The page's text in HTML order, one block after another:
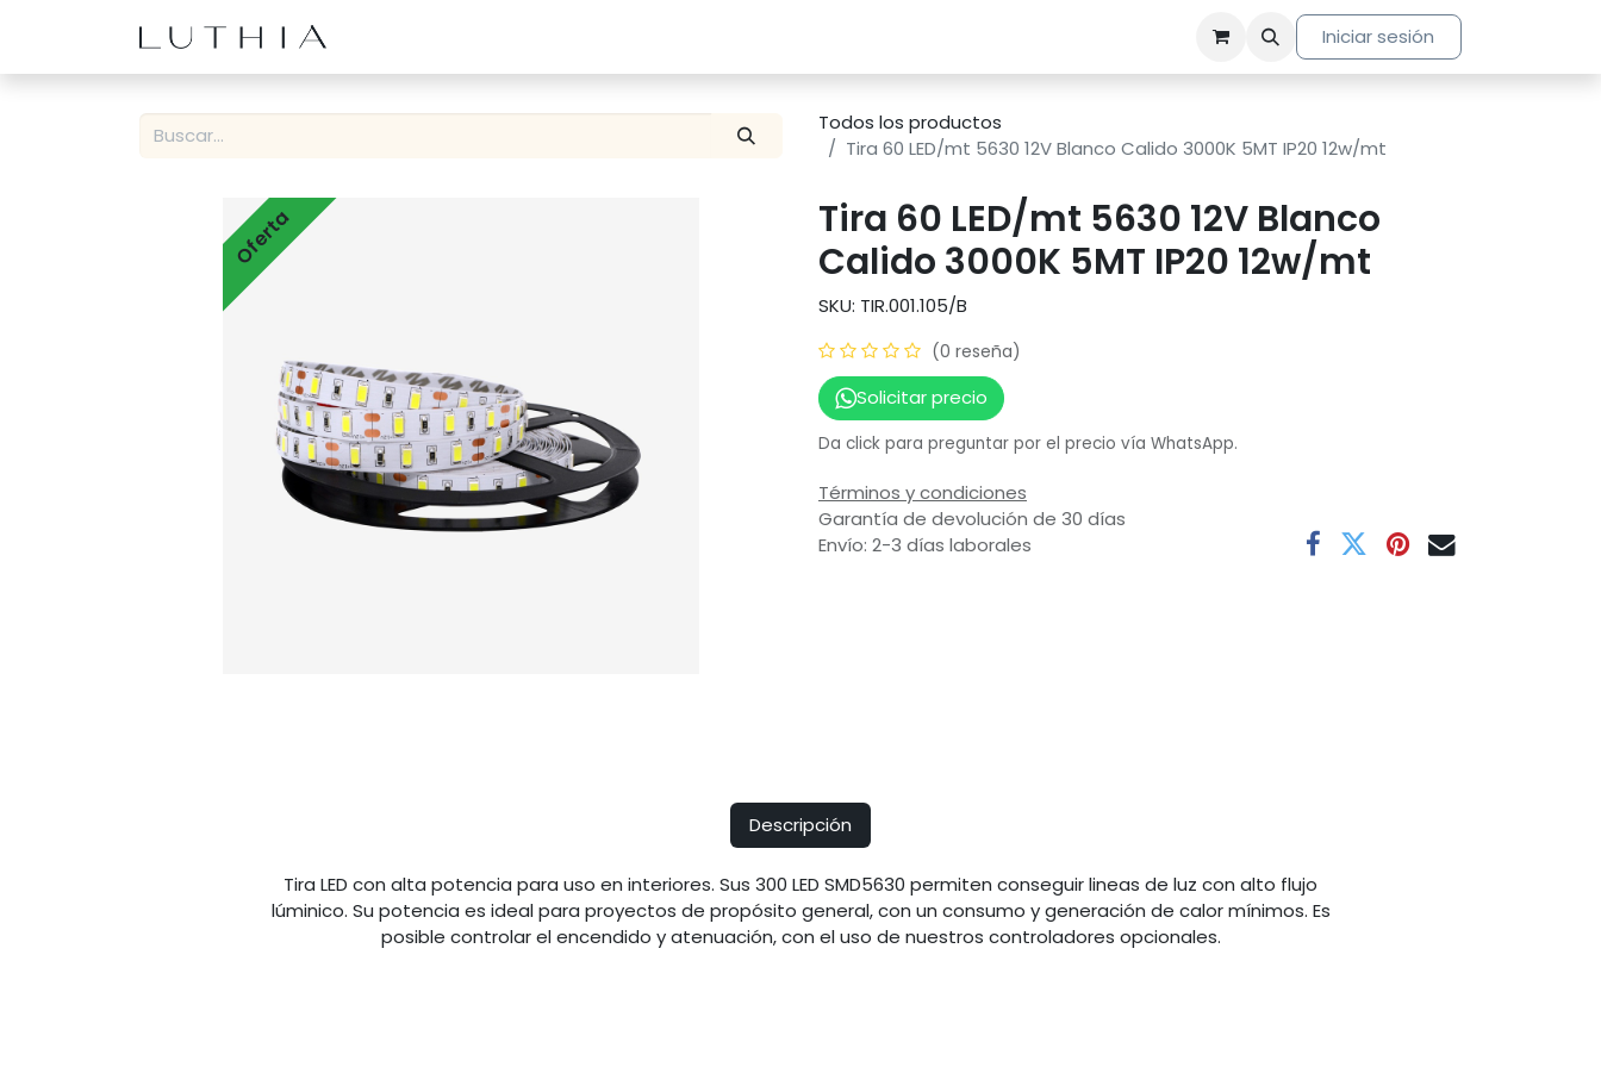
Iniciar sesión
Todos los productos
Tira 60 LED/mt 5630 12V Blanco Calido 3000K 5MT IP20 12w/mt
Oferta
Tira 60 LED/mt 5630 12V Blanco
Calido 3000K 5MT IP20 12w/mt
SKU: TIR.001.105/B
(0 reseña)
Solicitar precio
Da click para preguntar por el precio vía WhatsApp.
Términos y condiciones
Garantía de devolución de 30 días
Envío: 2-3 días laborales
Descripción
Tira LED con alta potencia para uso en interiores. Sus 300 LED SMD5630 permiten conseguir lineas de luz con alto flujo
lúminico. Su potencia es ideal para proyectos de propósito general, con un consumo y generación de calor mínimos. Es
posible controlar el encendido y atenuación, con el uso de nuestros controladores opcionales.